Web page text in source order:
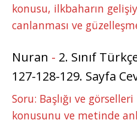
konusu, ilkbaharın
canlanması ve
Nuran - 2. Sınıf
127-128-129. Sayfa
Soru: Başlığı ve
konusunu ve metinde